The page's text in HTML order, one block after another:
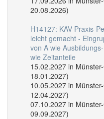
20.08.2026)
H14127: KAV-Praxis-
leicht gemacht -
von A wie
wie Zeitanteile
15.02.2027 in
18.01.2027)
10.05.2027 in
12.04.2027)
07.10.2027 in
09.09.2027)